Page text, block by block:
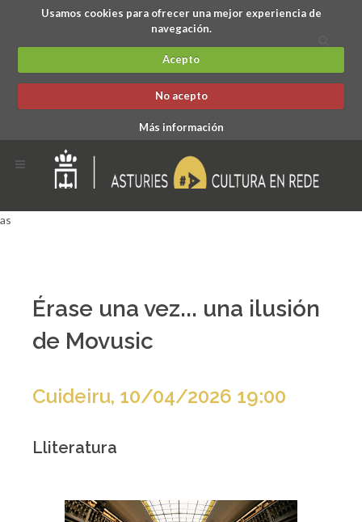
Usamos cookies para ofrecer una mejor experiencia de
navegación.
Acepto
No acepto
Más información
as
Érase una vez... una ilusión
de Movusic
Cuideiru, 10/04/2026 19:00
Lliteratura